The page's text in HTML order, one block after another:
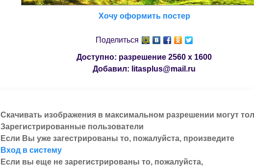
Хочу оформить постер
Поделиться
Доступно: разрешение 2560 x 1600
Добавил: litasplus@mail.ru
Скачивать изображения в максимальном разрешении могут
Зарегистрированные пользователи
Если Вы уже загестрированы то, пожалуйста, произведите
Вход в систему
Если вы еще не зарегистрированы то, пожалуйста,